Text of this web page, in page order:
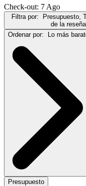
Check-out: 7 Ago
Filtra por:
Presupuesto,
de la
Ordenar por:
Lo más
Presupuesto